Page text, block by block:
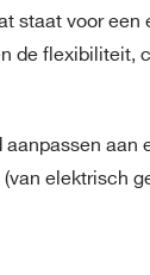
staat voor
de flexibiliteit,
elektrisch